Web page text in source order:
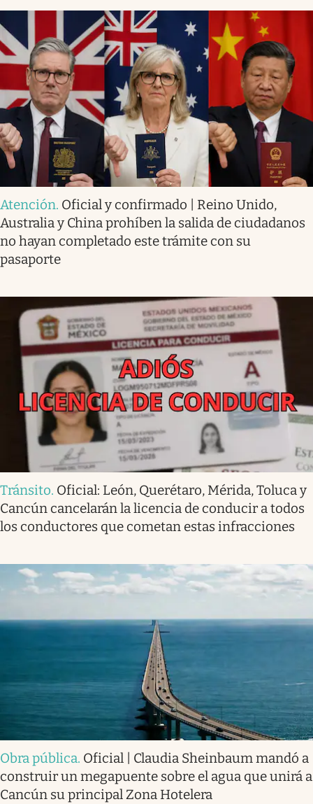
Atención. Oficial y confirmado | Reino Unido,
Australia y China prohíben la salida de ciudadanos
no hayan completado este trámite con su
pasaporte
Tránsito. Oficial: León, Querétaro, Mérida, Toluca y
Cancún cancelarán la licencia de conducir a todos
los conductores que cometan estas infracciones
Obra pública. Oficial | Claudia Sheinbaum mandó a
construir un megapuente sobre el agua que unirá a
Cancún su principal Zona Hotelera